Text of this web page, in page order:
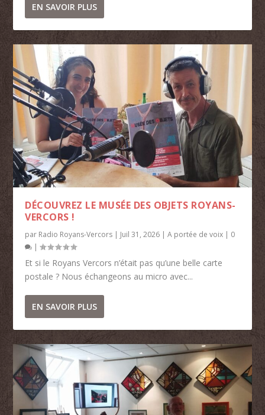
EN SAVOIR PLUS
DÉCOUVREZ LE MUSÉE DES OBJETS ROYANS-
VERCORS !
par Radio Royans-Vercors | Juil 31, 2026 |A portée de voix | 0
|
Et si le Royans Vercors n’était pas qu’une belle carte
postale ? Nous échangeons au micro avec...
EN SAVOIR PLUS